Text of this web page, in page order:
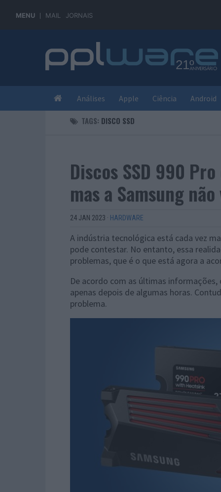
MENU MAIL JORNAIS
Análises Apple Ciência Android
TAGS: DISCO SSD
Discos SSD 990
mas a Samsung
24 JAN 2023 · HARDWARE
A indústria tecnológica está cada vez
pode contestar. No entanto, essa
problemas, que é o que está agora a
De acordo com as últimas informações,
apenas depois de algumas horas.
problema.